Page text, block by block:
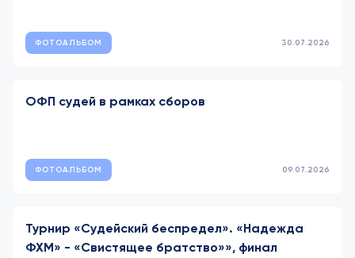
ФОТОАЛЬБОМ 30.07.2026
ОФП судей в рамках сборов
ФОТОАЛЬБОМ 09.07.2026
Турнир «Судейский беспредел». «Надежда
ФХМ» - «Свистящее братство»», финал